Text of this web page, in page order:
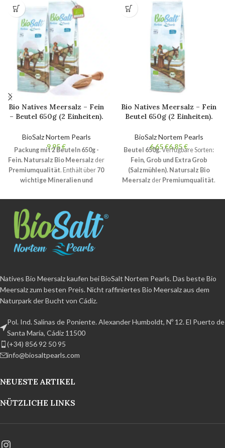
Bio Natives Meersalz – Fein
– Beutel 650g (2 Einheiten).
Gourmetsalz. Nicht
raffiniert. Ohne
Zusatzstoffe.
BioSalz Nortem Pearls
€
Packung mit 2 Beuteln 650g -
Fein. Natursalz Bio Meersalz der
Premiumqualität. Enthält über 70
wichtige Mineralien und
Kristallisationund Benetzung
weniger als 2%
Nicht raffiniert
ohne Zusatzstoffe und ohne
Trennmittel.Bio-Produkt
zertifiziert
BPA-frei und 100%
recycelbar Handarbeitsprodukt aus
Bio Natives Meersalz – Fein
Beutel 650g (2 Einheiten).
Gourmetsalz. Nicht
raffiniert. Ohne
Zusatzstoffe.
BioSalz Nortem Pearls
€
€
Beutel 650g.Verfügbare Sorten:
Fein, Grob und Extra Grob
(Salzmühlen). Natursalz Bio
Meersalz der Premiumqualität.
Mineralien und
dem Naturpark der Bucht von
Cádiz.
Natives Bio Meersalz kaufen bei BioSalt Nortem Pearls. Das beste Bio
Meersalz zum besten Preis. Nicht raffiniertes Bio Meersalz aus dem
Naturpark der Bucht von Cádiz.
Pol. Ind. Salinas de Poniente. Alexander Humboldt, Nº 12. El Puerto de
Santa María, Cádiz 11500
(+34) 856 92 50 95
info@biosaltpearls.com
NEUESTE ARTIKEL
NÜTZLICHE LINKS